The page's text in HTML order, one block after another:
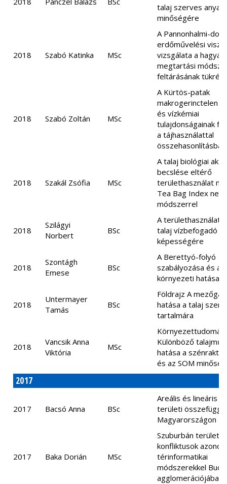
talaj szerves anyag
minőségére
2018 Szabó Katinka MSc
A Pannonhalmi-
erdőművelési
vizsgálata a
megtartási
feltárásának
2018 Szabó Zoltán MSc
A Kürtös-patak
makrogerinctelen
és vízkémiai
tulajdonságainak
a tájhasználattal
összehasonlításban
2018 Szakál Zsófia MSc
A talaj biológiai
becslése eltérő
területhasználat
Tea Bag Index
módszerrel
2018
Szilágyi
Norbert
BSc
A területhasználat
talaj vízbefogadó
képességére
2018
Szontágh
Emese
BSc
A Berettyó-folyó
szabályozása és
környezeti hatásai
2018
Untermayer
Tamás
BSc
Földrajz A
hatása a talaj
tartalmára
2018
Vancsik Anna
Viktória
MSc
Különböző
hatása a
és az SOM
2017
2017 Bacsó Anna BSc
Areális és lineáris
területi
Magyarországon
2017 Baka Dorián MSc
Szuburbán
konfliktusok
térinformatikai
módszerekkel
agglomerációjában